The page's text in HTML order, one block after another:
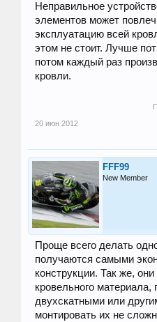
Неправильное
элементов может
эксплуатацию всей
этом не стоит. Лучше
потом каждый раз
кровли.
20 июн 2012
FFF99
New Member
Проще всего делать
получаются самыми
конструкции. Так же,
кровельного материала,
двухскатными или
монтировать их не